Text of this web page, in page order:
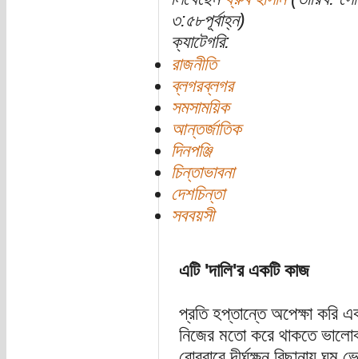
৩:৫৮পূর্বাহ্ন)
ক্যাটেগরি:
রাজনীতি
ব্লগরব্লগর
সমসাময়িক
আন্তর্জাতিক
দিনপঞ্জি
চিন্তাভাবনা
দেশচিন্তা
সববয়সী
এটি 'দালি'র একটি কাজ
প্রতি হপ্তান্তে অপেক্ষা করি
নিজের মতো করে থাকতে